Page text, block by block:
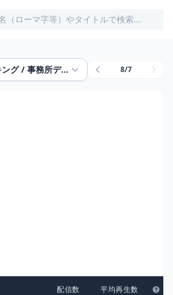
グ / 事務所データ 8/7
配信数 平均再生数